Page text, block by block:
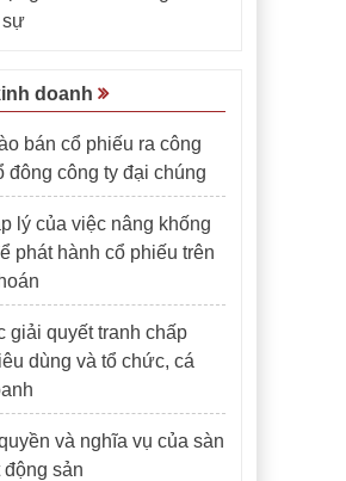
sự
doanh
bán cổ phiếu ra công
đông công ty đại chúng
lý của việc nâng khống
phát hành cổ phiếu trên
giải quyết tranh chấp
dùng và tổ chức, cá
và nghĩa vụ của sàn
sản